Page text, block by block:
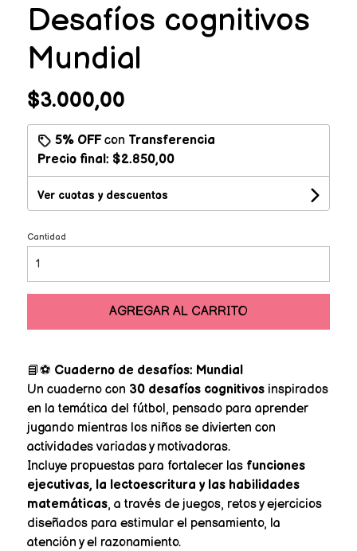
Desafíos cognitivos
Mundial
$3.000,00
5% OFFcon Transferencia
Precio final: $2.850,00
Ver cuotas y descuentos
Cantidad
AGREGAR AL CARRITO
📘⚽ Cuaderno de desafíos: Mundial
Un cuaderno con 30 desafíos cognitivosinspirados
en la temática del fútbol, pensado para aprender
jugando mientras los niños se divierten con
actividades variadas y motivadoras.
Incluye propuestas para fortalecer las funciones
ejecutivas, la lectoescritura y las habilidades
matemáticas, a través de juegos, retos y ejercicios
diseñados para estimular el pensamiento, la
atención y el razonamiento.